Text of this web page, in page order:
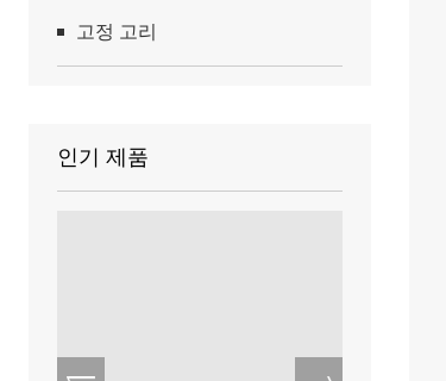
고정 고리
인기 제품